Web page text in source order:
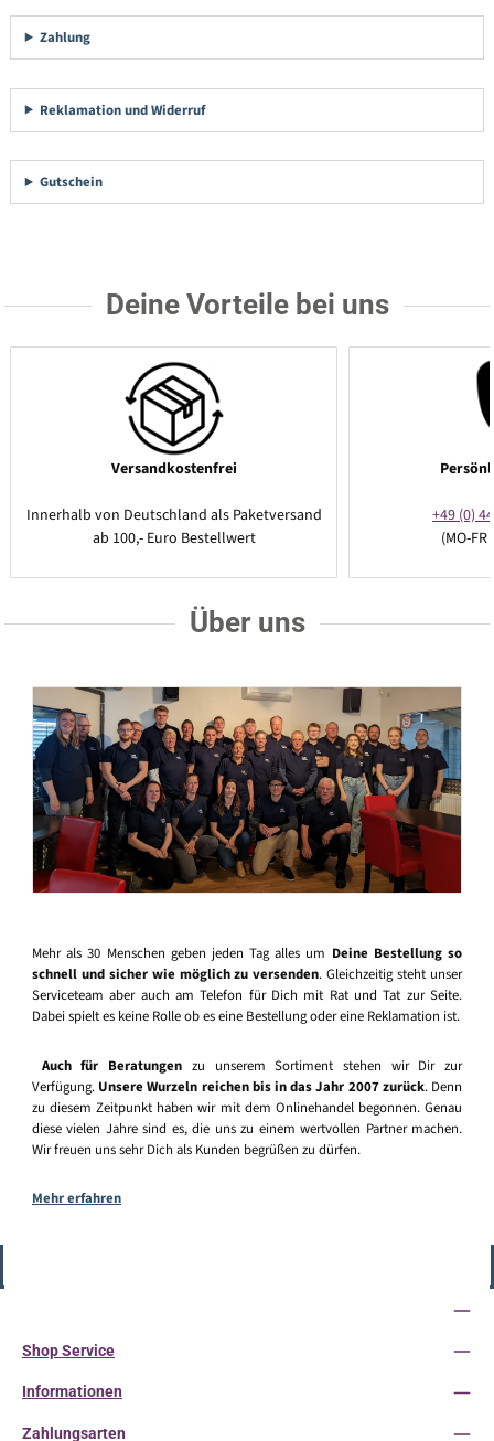
Zahlung
Reklamation und Widerruf
Gutschein
Deine Vorteile bei uns
Versandkostenfrei
Innerhalb von Deutschland als Paketversand
ab 100,- Euro Bestellwert
+49 (0)
(MO-
Über uns
Mehr als 30 Menschen geben jeden Tag alles um Deine Bestellung so
schnell und sicher wie möglich zu versenden. Gleichzeitig steht unser
Serviceteam aber auch am Telefon für Dich mit Rat und Tat zur Seite.
Dabei spielt es keine Rolle ob es eine Bestellung oder eine Reklamation ist.
Auch für Beratungen zu unserem Sortiment stehen wir Dir zur
Verfügung. Unsere Wurzeln reichen bis in das Jahr 2007 zurück. Denn
zu diesem Zeitpunkt haben wir mit dem Onlinehandel begonnen. Genau
diese vielen Jahre sind es, die uns zu einem wertvollen Partner machen.
Wir freuen uns sehr Dich als Kunden begrüßen zu dürfen.
Mehr erfahren
Shop Service
Informationen
Zahlungsarten